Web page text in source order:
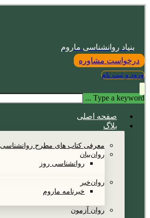
بنیاد روانشناسی ماروم
درخواست مشاوره
ورود و ثبت نام
Type a keyword ...
صفحه اصلی
بلاگ
معرفی کتاب های مطرح روانشناسی
روان‌بیان
روانشناسی روز
روان‌خبر
خبرنامه ماروم
روان آزمون